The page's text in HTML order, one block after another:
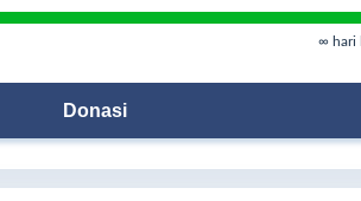
∞ hari
Donasi